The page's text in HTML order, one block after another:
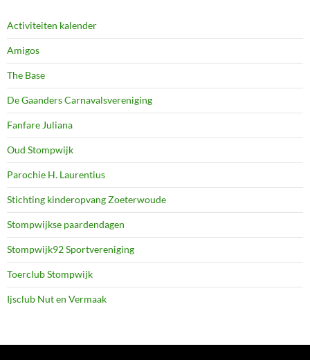
Activiteiten kalender
Amigos
The Base
De Gaanders Carnavalsvereniging
Fanfare Juliana
Oud Stompwijk
Parochie H. Laurentius
Stichting kinderopvang Zoeterwoude
Stompwijkse paardendagen
Stompwijk92 Sportvereniging
Toerclub Stompwijk
Ijsclub Nut en Vermaak